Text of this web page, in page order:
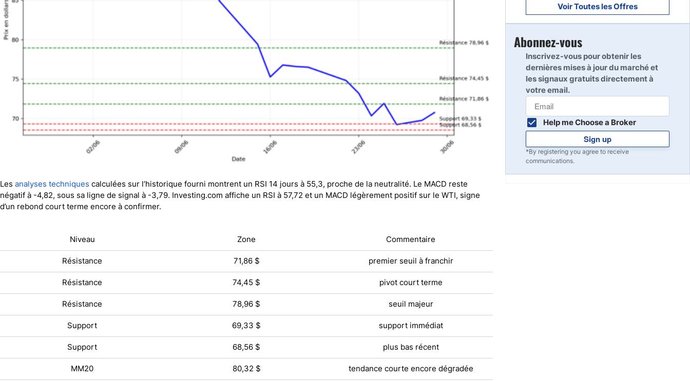
Les analyses techniques calculées sur l’historique fourni montrent un RSI 14 jours à 55,3, proche de la neutralité. Le MACD reste
négatif à -4,82, sous sa ligne de signal à -3,79. Investing.com affiche un RSI à 57,72 et un MACD légèrement positif sur le WTI, signe
d’un rebond court terme encore à confirmer.
Niveau Zone Commentaire
Résistance 71,86 $ premier seuil à franchir
Résistance 74,45 $ pivot court terme
Résistance 78,96 $ seuil majeur
Support 69,33 $ support immédiat
Support 68,56 $ plus bas récent
MM20 80,32 $ tendance courte encore dégradée
Voir Toutes les Offres
Abonnez-vous
Inscrivez-vous pour obtenir les
dernières mises à jour du marché et
les signaux gratuits directement à
votre email.
Help me Choose a Broker
Sign up
*By registering you agree to receive
communications.